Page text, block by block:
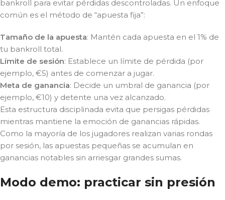
bankroll para evitar pérdidas descontroladas. Un enfoque
común es el método de “apuesta fija”:
Tamaño de la apuesta: Mantén cada apuesta en el 1% de
tu bankroll total.
Límite de sesión: Establece un límite de pérdida (por
ejemplo, €5) antes de comenzar a jugar.
Meta de ganancia: Decide un umbral de ganancia (por
ejemplo, €10) y detente una vez alcanzado.
Esta estructura disciplinada evita que persigas pérdidas
mientras mantiene la emoción de ganancias rápidas.
Como la mayoría de los jugadores realizan varias rondas
por sesión, las apuestas pequeñas se acumulan en
ganancias notables sin arriesgar grandes sumas.
Modo demo: practicar sin presión